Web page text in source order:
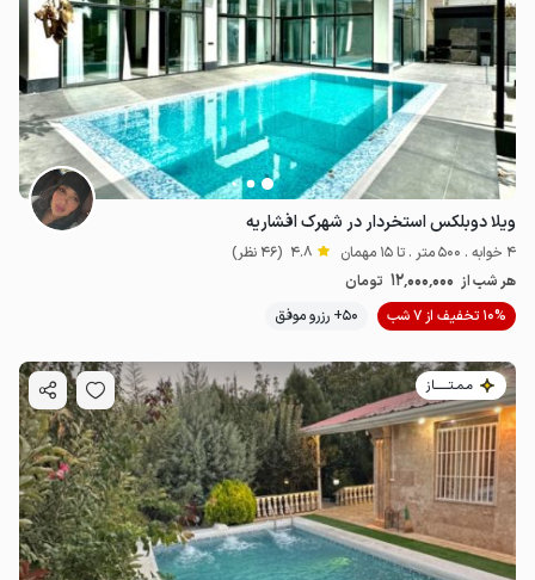
ویلا دوبلکس استخردار در شهرک افشاریه
4 خوابه . 500 متر . تا 15 مهمان 4.8 (46 نظر)
هر شب از 12٬000٬000 تومان
10% تخفیف از 7 شب
50+ رزرو موفق
مـمـتــــــاز